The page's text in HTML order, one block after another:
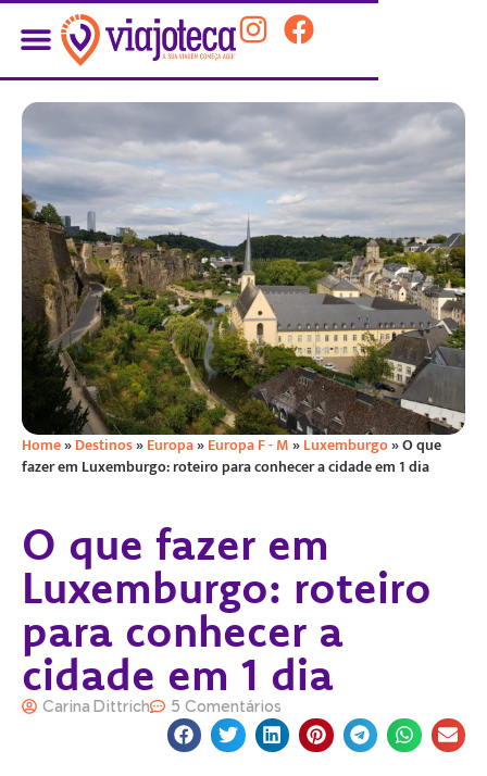
Home»Destinos»Europa»Europa F - M»Luxemburgo»O que
fazer em Luxemburgo: roteiro para conhecer a cidade em 1 dia
O que fazer em
Luxemburgo: roteiro
para conhecer a
cidade em 1 dia
Carina Dittrich 5 Comentários